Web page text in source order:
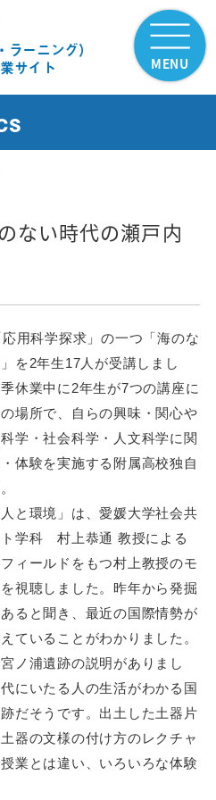
ーニング）
サイト
MENU
ない時代の瀬戸内
用科学探求」の一つ「海のな
を2年生17人が受講しまし
休業中に2年生が7つの講座に
場所で、自らの興味・関心や
学・社会科学・人文科学に関
体験を実施する附属高校独自
と環境」は、愛媛大学社会共
学科 村上恭通 教授による
ィールドをもつ村上教授のモ
視聴しました。昨年から発掘
ると聞き、最近の国際情勢が
ていることがわかりました。
ノ浦遺跡の説明がありまし
にいたる人の生活がわかる国
だそうです。出土した土器片
器の文様の付け方のレクチャ
業とは違い、いろいろな体験